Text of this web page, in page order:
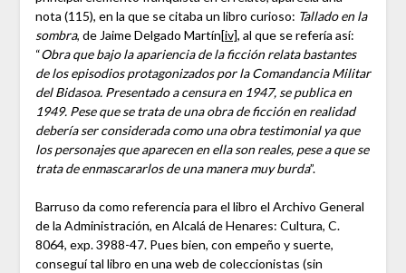
nota (115), en la que se citaba un libro curioso: Tallado en la
sombra, de Jaime Delgado Martín[iv], al que se refería así:
“Obra que bajo la apariencia de la ficción relata bastantes
de los episodios protagonizados por la Comandancia Militar
del Bidasoa. Presentado a censura en 1947, se publica en
1949. Pese que se trata de una obra de ficción en realidad
debería ser considerada como una obra testimonial ya que
los personajes que aparecen en ella son reales, pese a que se
trata de enmascararlos de una manera muy burda”.
Barruso da como referencia para el libro el Archivo General
de la Administración, en Alcalá de Henares: Cultura, C.
8064, exp. 3988-47. Pues bien, con empeño y suerte,
conseguí tal libro en una web de coleccionistas (sin